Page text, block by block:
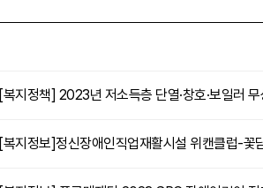
[복지정책] 2023년 저소득층 단열·창호·보일러
[복지정보]정신장애인직업재활시설 위캔클럽-